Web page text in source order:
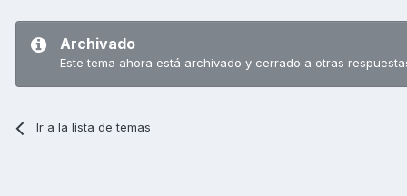
Archivado
Este tema ahora está archivado y cerrado a otras
Ir a la lista de temas